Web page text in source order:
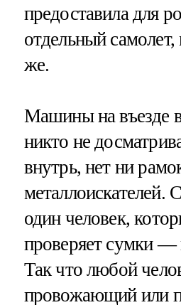
предоставила для
отдельный
же.
Машины на въезде
никто не
внутрь, нет ни
металлоискателей.
один человек,
проверяет сумки —
Так что любой
провожающий или